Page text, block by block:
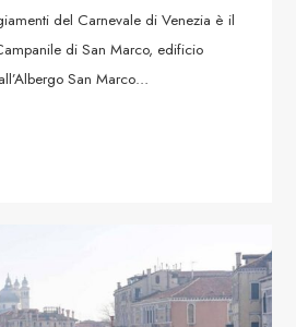
del Carnevale di Venezia è il
di San Marco, edificio
San Marco…